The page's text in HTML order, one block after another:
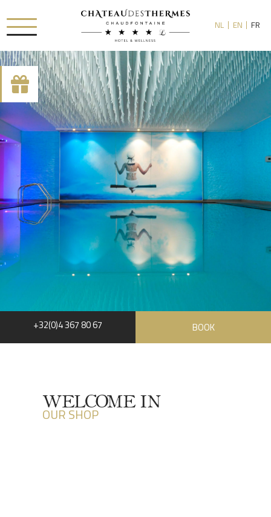
[availability_search category_dropdown="true"
category_include="sejour, chambre"]
RUE HAUSTER 9, B-4050 CHAUDFONTAINE
+32(0)4 367 80 67
INFO[AT]CHATEAUDESTHERMES.BE
DÉCOUVREZ NOS PROMOTIONS
NL EN FR
+32(0)4 367 80 67 BOOK
WELCOME IN
OUR SHOP